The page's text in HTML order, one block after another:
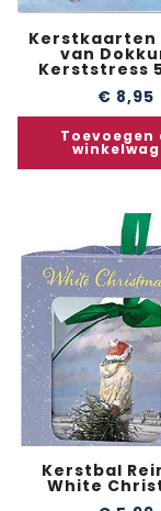
Kerstkaarten
van
Kerststress
€ 8,95
Toevoegen
Kerstbal
White